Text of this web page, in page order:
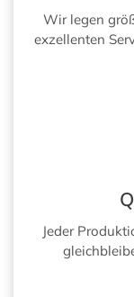
Wir legen
exzellenten
Jeder